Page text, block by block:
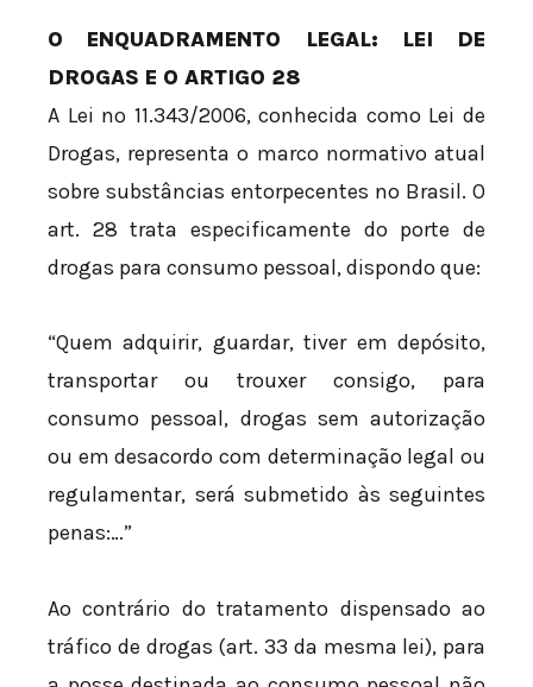
O ENQUADRAMENTO LEGAL: LEI DE
DROGAS E O ARTIGO 28
A Lei nº 11.343/2006, conhecida como Lei de
Drogas, representa o marco normativo atual
sobre substâncias entorpecentes no Brasil. O
art. 28 trata especificamente do porte de
drogas para consumo pessoal, dispondo que:
“Quem adquirir, guardar, tiver em depósito,
transportar ou trouxer consigo, para
consumo pessoal, drogas sem autorização
ou em desacordo com determinação legal ou
regulamentar, será submetido às seguintes
penas:…”
Ao contrário do tratamento dispensado ao
tráfico de drogas (art. 33 da mesma lei), para